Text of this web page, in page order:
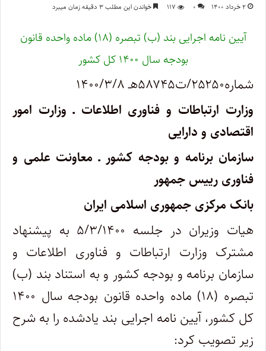
۲ خرداد ۱۴۰۰ ۰ ۱۱۷ خواندن این مطلب ۳ دقیقه زمان میبرد
آیین نامه اجرایی بند (ب) تبصره (۱۸) ماده واحده قانون
بودجه سال ۱۴۰۰ کل کشور
شماره۲۵۲۵۰/ت۵۸۷۴۵هـ ۱۴۰۰/۳/۸
وزارت ارتباطات و فناوری اطلاعات ـ وزارت امور
اقتصادی و دارایی
سازمان برنامه و بودجه کشور ـ معاونت علمی و
فناوری رییس جمهور
بانک مرکزی جمهوری اسلامی ایران
هیات وزیران در جلسه ۵/۳/۱۴۰۰ به پیشنهاد
مشترک وزارت ارتباطات و فناوری اطلاعات و
سازمان برنامه و بودجه کشور و به استناد بند (ب)
تبصره (۱۸) ماده واحده قانون بودجه سال ۱۴۰۰
کل کشور، آیین نامه اجرایی بند یادشده را به شرح
زیر تصویب کرد: